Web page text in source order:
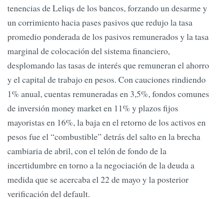
tenencias de Leliqs de los bancos, forzando un desarme y
un corrimiento hacia pases pasivos que redujo la tasa
promedio ponderada de los pasivos remunerados y la tasa
marginal de colocación del sistema financiero,
desplomando las tasas de interés que remuneran el ahorro
y el capital de trabajo en pesos. Con cauciones rindiendo
1% anual, cuentas remuneradas en 3,5%, fondos comunes
de inversión money market en 11% y plazos fijos
mayoristas en 16%, la baja en el retorno de los activos en
pesos fue el “combustible” detrás del salto en la brecha
cambiaria de abril, con el telón de fondo de la
incertidumbre en torno a la negociación de la deuda a
medida que se acercaba el 22 de mayo y la posterior
verificación del default.